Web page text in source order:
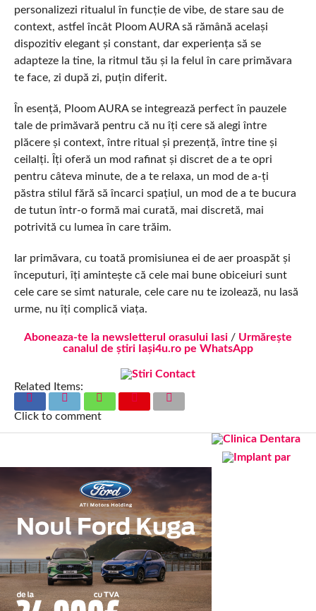
personalizezi ritualul în funcție de vibe, de stare sau de
context, astfel încât Ploom AURA să rămână același
dispozitiv elegant și constant, dar experiența să se
adapteze la tine, la ritmul tău și la felul în care primăvara
te face, zi după zi, puțin diferit.
În esență, Ploom AURA se integrează perfect în pauzele
tale de primăvară pentru că nu îți cere să alegi între
plăcere și context, între ritual și prezență, între tine și
ceilalți. Îți oferă un mod rafinat și discret de a te opri
pentru câteva minute, de a te relaxa, un mod de a-ți
păstra stilul fără să încarci spațiul, un mod de a te bucura
de tutun într-o formă mai curată, mai discretă, mai
potrivită cu lumea în care trăim.
Iar primăvara, cu toată promisiunea ei de aer proaspăt și
începuturi, îți amintește că cele mai bune obiceiuri sunt
cele care se simt naturale, cele care nu te izolează, nu lasă
urme, nu îți complică viața.
Aboneaza-te la newsletterul orasului Iasi/ Urmărește
canalul de știri Iași4u.ro pe WhatsApp
Related Items:
Click to comment